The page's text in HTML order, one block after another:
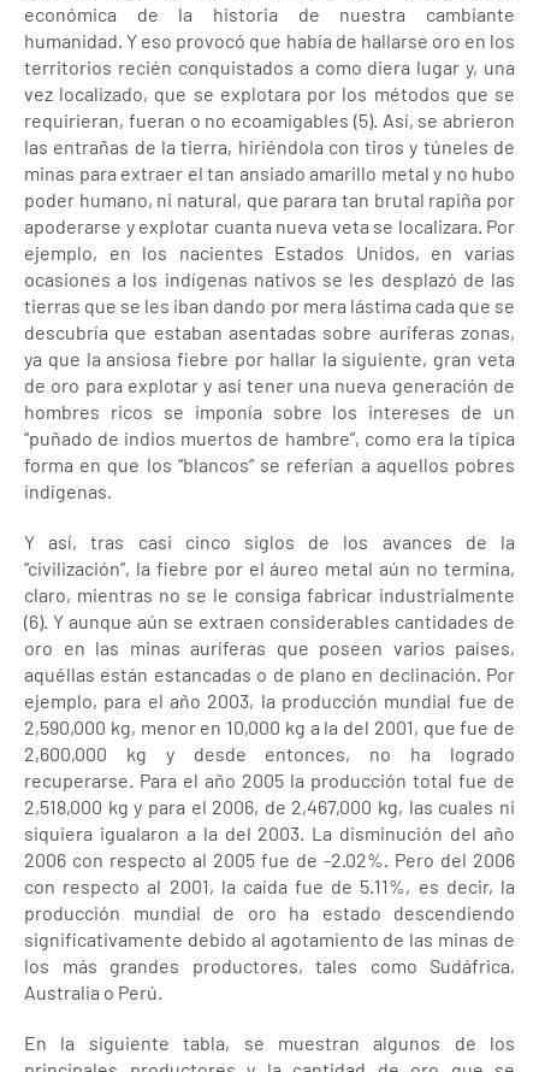
económica de la historia de nuestra cambiante
humanidad. Y eso provocó que había de hallarse oro en los
territorios recién conquistados a como diera lugar y, una
vez localizado, que se explotara por los métodos que se
requirieran, fueran o no ecoamigables (5). Así, se abrieron
las entrañas de la tierra, hiriéndola con tiros y túneles de
minas para extraer el tan ansiado amarillo metal y no hubo
poder humano, ni natural, que parara tan brutal rapiña por
apoderarse y explotar cuanta nueva veta se localizara. Por
ejemplo, en los nacientes Estados Unidos, en varias
ocasiones a los indígenas nativos se les desplazó de las
tierras que se les iban dando por mera lástima cada que se
descubría que estaban asentadas sobre auríferas zonas,
ya que la ansiosa fiebre por hallar la siguiente, gran veta
de oro para explotar y así tener una nueva generación de
hombres ricos se imponía sobre los intereses de un
“puñado de indios muertos de hambre”, como era la típica
forma en que los “blancos” se referían a aquellos pobres
indígenas.
Y así, tras casi cinco siglos de los avances de la
“civilización”, la fiebre por el áureo metal aún no termina,
claro, mientras no se le consiga fabricar industrialmente
(6). Y aunque aún se extraen considerables cantidades de
oro en las minas auríferas que poseen varios países,
aquéllas están estancadas o de plano en declinación. Por
ejemplo, para el año 2003, la producción mundial fue de
2,590,000 kg, menor en 10,000 kg a la del 2001, que fue de
2,600,000 kg y desde entonces, no ha logrado
recuperarse. Para el año 2005 la producción total fue de
2,518,000 kg y para el 2006, de 2,467,000 kg, las cuales ni
siquiera igualaron a la del 2003. La disminución del año
2006 con respecto al 2005 fue de -2.02%. Pero del 2006
con respecto al 2001, la caída fue de 5.11%, es decir, la
producción mundial de oro ha estado descendiendo
significativamente debido al agotamiento de las minas de
los más grandes productores, tales como Sudáfrica,
Australia o Perú.
En la siguiente tabla, se muestran algunos de los